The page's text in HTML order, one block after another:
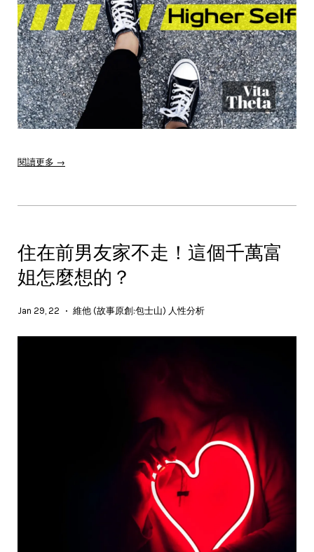
閱讀更多 →
住在前男友家不走！這個千萬富
姐怎麼想的？
Jan 29, 22 • 維他 (故事原創:包士山) 人性分析